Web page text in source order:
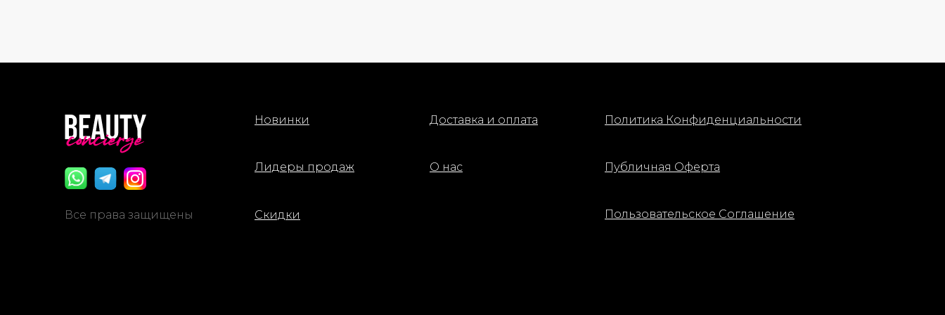
легким золотистым свечением.
успокаивает и питает кожу.
- Мелко измельченные частицы
Нанесите небольшое количество на
Все права защищены
Политика Конфиденциальности
Доставка и оплата
О нас Публичная Оферта
Пользовательское Соглашение
Новинки
Лидеры продаж
Скидки